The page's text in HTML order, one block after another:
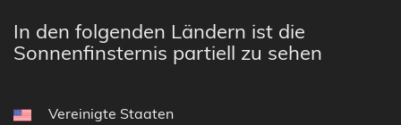
In den folgenden Ländern ist die
Sonnenfinsternis partiell zu sehen
Vereinigte Staaten